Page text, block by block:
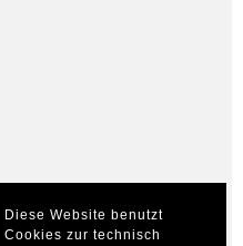
Diese Website benutzt
Cookies zur technisch